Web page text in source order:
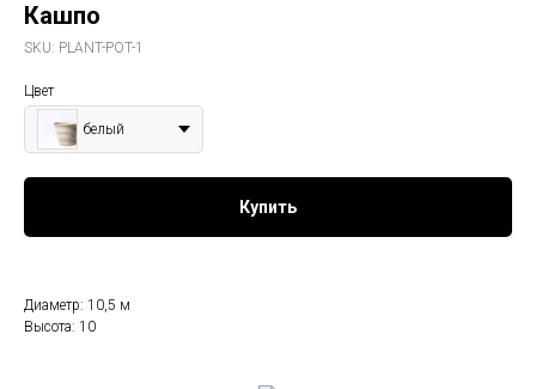
Кашпо
SKU: PLANT-POT-1
Цвет
белый
Купить
Диаметр: 10,5 м
Высота: 10